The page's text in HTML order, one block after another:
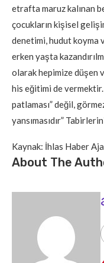
etrafta maruz kalınan
çocukların kişisel
denetimi, hudut koyma
erken yaşta
olarak hepimize düşen
his eğitimi de
patlaması” değil,
yansımasıdır”
Kaynak: İhlas Haber
About The